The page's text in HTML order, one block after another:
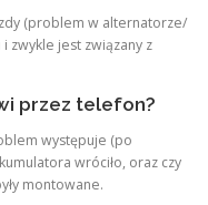
(problem w alternatorze/
i zwykle jest związany z
przez telefon?
występuje (po
wróciło, oraz czy
montowane.